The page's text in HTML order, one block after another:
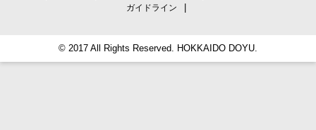
ガイドライン
© 2017 All Rights Reserved. HOKKAIDO DOYU.